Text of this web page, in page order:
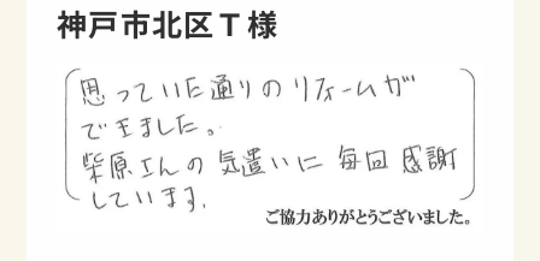
神戸市北区Ｔ様